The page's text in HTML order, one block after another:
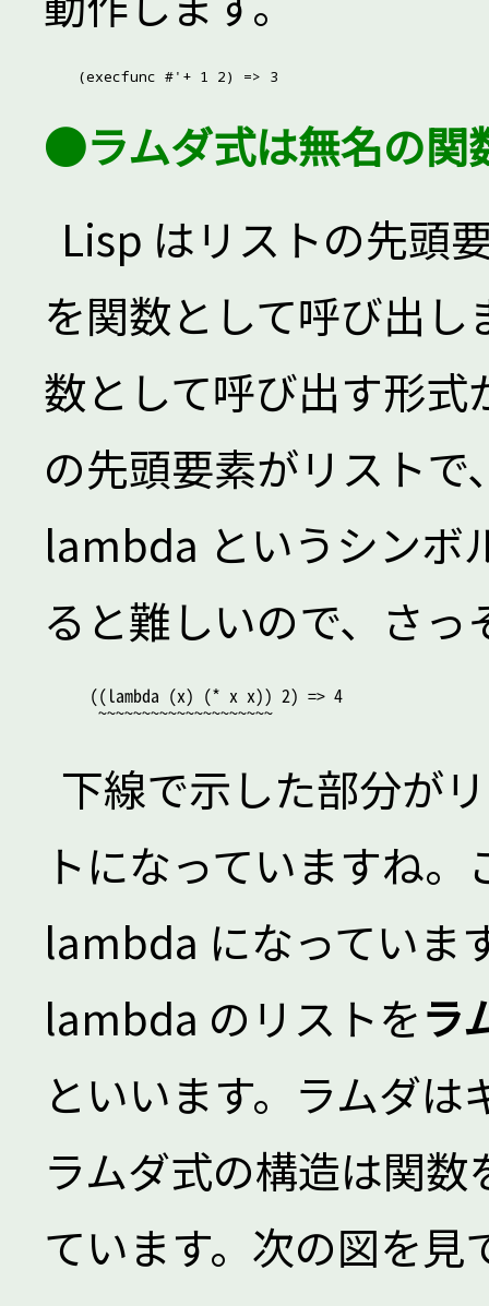
●ラムダ式は無名の関
Lisp はリストの先頭
を関数として呼び出
数として呼び出す形
の先頭要素がリスト
lambda というシンボ
ると難しいので、さ
((lambda (x) (* x x)) 2) => 4
下線で示した部分が
トになっていますね
lambda になっていま
lambda のリストをラ
といいます。ラムダ
ラムダ式の構造は関
ています。次の図を見